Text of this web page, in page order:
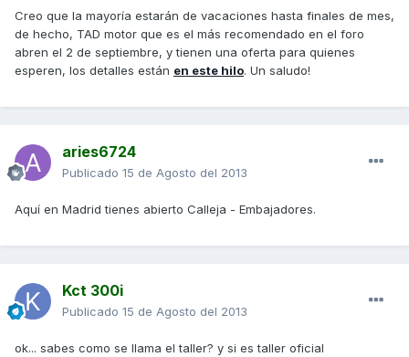
Creo que la mayoría estarán de vacaciones hasta finales de mes,
de hecho, TAD motor que es el más recomendado en el foro
abren el 2 de septiembre, y tienen una oferta para quienes
esperen, los detalles están en este hilo. Un saludo!
aries6724
Publicado 15 de Agosto del 2013
Aquí en Madrid tienes abierto Calleja - Embajadores.
Kct 300i
Publicado 15 de Agosto del 2013
ok... sabes como se llama el taller? y si es taller oficial